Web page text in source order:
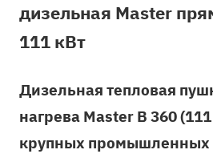
дизельная Master
111 кВт
Дизельная тепловая
нагрева Master B 360
крупных промышленных